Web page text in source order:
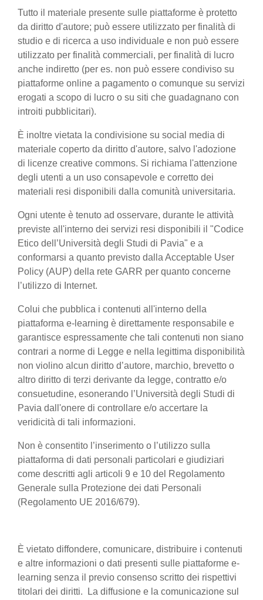
Tutto il materiale presente sulle piattaforme è protetto
da diritto d'autore; può essere utilizzato per finalità di
studio e di ricerca a uso individuale e non può essere
utilizzato per finalità commerciali, per finalità di lucro
anche indiretto (per es. non può essere condiviso su
piattaforme online a pagamento o comunque su servizi
erogati a scopo di lucro o su siti che guadagnano con
introiti pubblicitari).
È inoltre vietata la condivisione su social media di
materiale coperto da diritto d'autore, salvo l'adozione
di licenze creative commons. Si richiama l'attenzione
degli utenti a un uso consapevole e corretto dei
materiali resi disponibili dalla comunità universitaria.
Ogni utente è tenuto ad osservare, durante le attività
previste all'interno dei servizi resi disponibili il "Codice
Etico dell’Università degli Studi di Pavia" e a
conformarsi a quanto previsto dalla Acceptable User
Policy (AUP) della rete GARR per quanto concerne
l’utilizzo di Internet.
Colui che pubblica i contenuti all'interno della
piattaforma e-learning è direttamente responsabile e
garantisce espressamente che tali contenuti non siano
contrari a norme di Legge e nella legittima disponibilità
non violino alcun diritto d’autore, marchio, brevetto o
altro diritto di terzi derivante da legge, contratto e/o
consuetudine, esonerando l’Università degli Studi di
Pavia dall'onere di controllare e/o accertare la
veridicità di tali informazioni.
Non è consentito l’inserimento o l’utilizzo sulla
piattaforma di dati personali particolari e giudiziari
come descritti agli articoli 9 e 10 del Regolamento
Generale sulla Protezione dei dati Personali
(Regolamento UE 2016/679).
È vietato diffondere, comunicare, distribuire i contenuti
e altre informazioni o dati presenti sulle piattaforme e-
learning senza il previo consenso scritto dei rispettivi
titolari dei diritti. La diffusione e la comunicazione sul